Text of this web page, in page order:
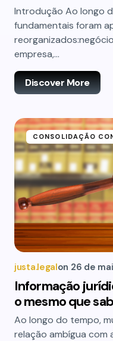
Introdução Ao longo
fundamentais foram
empresa,…
Discover More
CONSOLIDAÇÃO
justa.legalon 26 de
Informação
o mesmo que
Ao longo do tempo,
relação ambígua com